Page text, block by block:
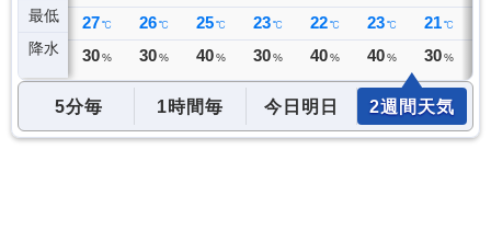
最低
降水
24 ℃
0 ミリ
27 ℃
30 %
26 ℃
30 %
25 ℃
40 %
23 ℃
30 %
22 ℃
40 %
23 ℃
40 %
21 ℃
30 %
5分毎 1時間毎 今日明日 2週間天気